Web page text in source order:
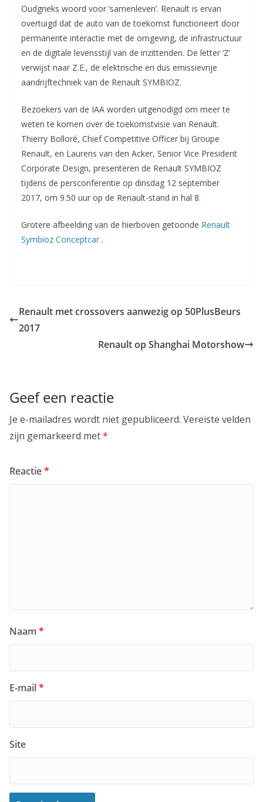
Oudgrieks woord voor ‘samenleven’. Renault is ervan
overtuigd dat de auto van de toekomst functioneert door
permanente interactie met de omgeving, de infrastructuur
en de digitale levensstijl van de inzittenden. De letter ‘Z’
verwijst naar Z.E., de elektrische en dus emissievrije
aandrijftechniek van de Renault SYMBIOZ.
Bezoekers van de IAA worden uitgenodigd om meer te
weten te komen over de toekomstvisie van Renault.
Thierry Bolloré, Chief Competitive Officer bij Groupe
Renault, en Laurens van den Acker, Senior Vice President
Corporate Design, presenteren de Renault SYMBIOZ
tijdens de persconferentie op dinsdag 12 september
2017, om 9.50 uur op de Renault-stand in hal 8.
Grotere afbeelding van de hierboven getoonde Renault
Symbioz Conceptcar .
Renault met crossovers aanwezig op 50PlusBeurs
2017
Renault op Shanghai Motorshow
Geef een reactie
Je e-mailadres wordt niet gepubliceerd. Vereiste velden
zijn gemarkeerd met*
Reactie*
Naam *
E-mail*
Site